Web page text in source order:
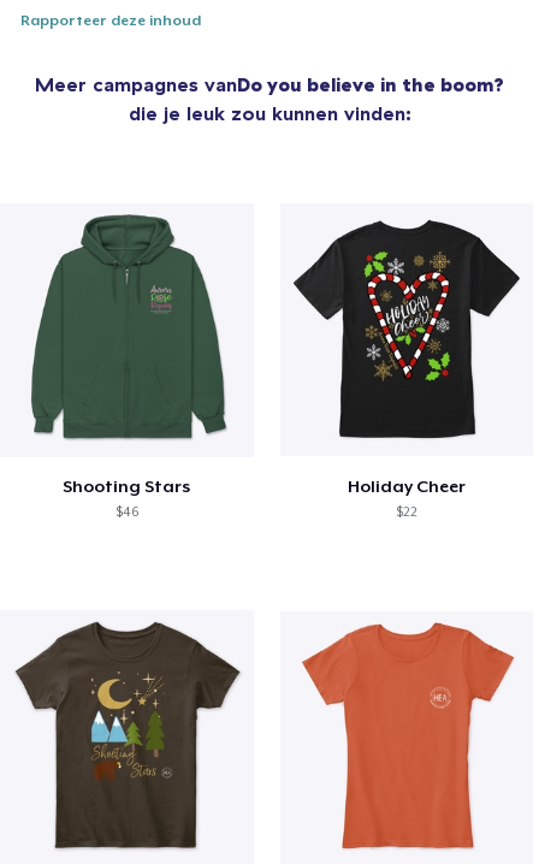
Rapporteer deze inhoud
Meer campagnes vanDo you believe in the boom?
die je leuk zou kunnen vinden:
Shooting Stars
$46
Holiday Cheer
$22